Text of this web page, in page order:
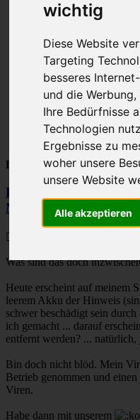
wichtig
Diese Website
Targeting
besseres
und die
Ihre Bedürfnisse
Technologien
Ergebnisse zu
woher unsere
unsere Website
Alle akzeptieren
17
Vorherige
…
17
Nächste
Leo030
Re: Nützliche
M-Klasse)
Was sind das doch
Heute erscheint auf meinem
leerem Akku der Hinweis
schwer beschädigt sein
ich gemacht ... darauf
entfernt werden? ...
Bin doch nicht blöd. Mein
Betrieb genommen und
Viren.
Habe dann mit unserem